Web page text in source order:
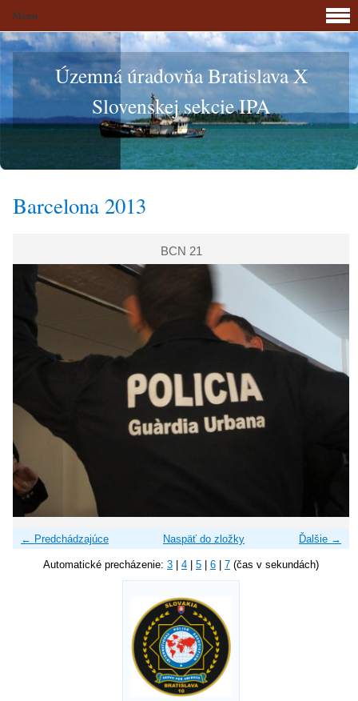
Územná úradovňa Bratislava X
Slovenskej sekcie IPA
Barcelona 2013
BCN 21
← Predchádzajúce Ďalšie →
Naspäť do zložky
Automatické precházenie: 3 4 5 6 7 (čas v sekundách)
Menu